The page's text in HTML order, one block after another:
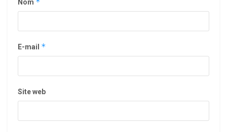
Nom *
E-mail *
Site web